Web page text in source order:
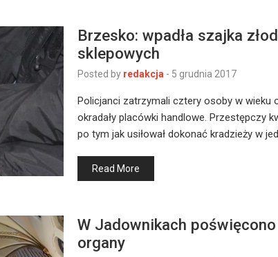
Brzesko: wpadła szajka
sklepowych
Posted by redakcja - 5 grudnia 2017
Policjanci zatrzymali cztery osoby w wieku
okradały placówki handlowe. Przestępczy
po tym jak usiłował dokonać kradzieży w
Read More
W Jadownikach
organy